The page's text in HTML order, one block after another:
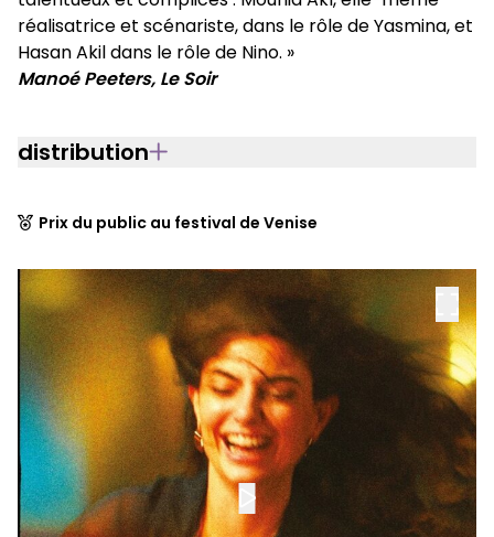
réalisatrice et scénariste, dans le rôle de Yasmina, et
Hasan Akil dans le rôle de Nino. »
Manoé Peeters, Le Soir
distribution
Prix du public au festival de Venise